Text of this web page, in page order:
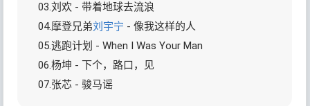
03.刘欢 - 带着地球去流浪
04.摩登兄弟刘宇宁 - 像我这样的人
05.逃跑计划 - When I Was Your Man
06.杨坤 - 下个，路口，见
07.张芯 - 骏马谣